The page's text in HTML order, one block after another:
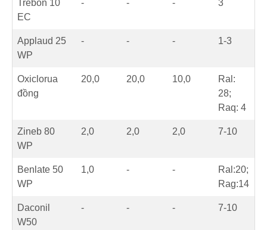
Trebon 10
EC
- - - 3
Applaud 25
WP
- - - 1-3
Oxiclorua
đồng
20,0 20,0 10,0
Ral:
28;
Raq: 4
Zineb 80
WP
2,0 2,0 2,0 7-10
Benlate 50
WP
1,0 - -
Ral:20;
Rag:14
Daconil
W50
- - - 7-10